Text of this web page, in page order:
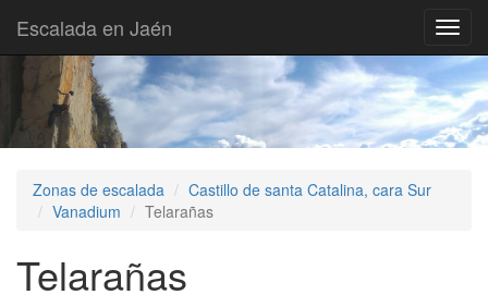
Escalada en Jaén
Zonas de escalada
Castillo de santa Catalina, cara Sur
Vanadium
Telarañas
Telarañas